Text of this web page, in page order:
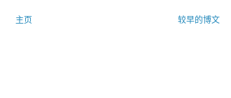
较早的博文
主页